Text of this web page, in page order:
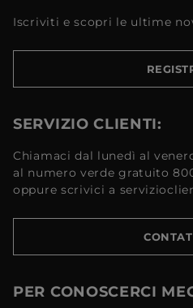
Iscriviti e scopri le ultime
SERVIZIO CLIENTI:
Chiamaci dal lunedì al
al numero verde gratuito
oppure scrivici a
PER CONOSCERCI